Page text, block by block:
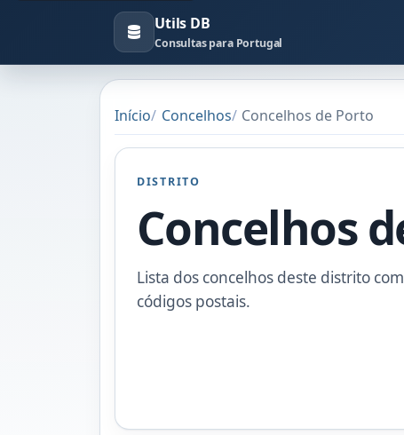
Utils DB
Consultas para Portugal
Início Concelhos Concelhos de Porto
DISTRITO
Concelhos
Lista dos concelhos deste distrito
códigos postais.